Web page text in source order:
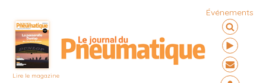
Lire le magazine
Événements